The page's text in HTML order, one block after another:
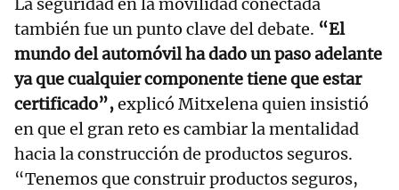
también fue un punto clave del debate. “El
mundo del automóvil ha dado un paso adelante
ya que cualquier componente tiene que estar
certificado”,explicó Mitxelena quien insistió
en que el gran reto es cambiar la mentalidad
hacia la construcción de productos seguros.
“Tenemos que construir productos seguros,